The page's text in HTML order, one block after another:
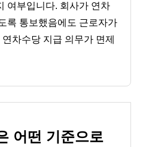
여부입니다. 회사가 연차
록 통보했음에도 근로자가
차수당 지급 의무가 면제
어떤 기준으로